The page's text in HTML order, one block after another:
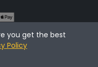
Tous droits réservés.
you get the best
Policy